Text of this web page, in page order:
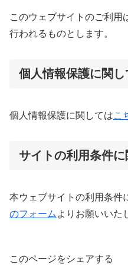
このウェブサイトのご利用
行われるものとします。
個人情報保護に関し
個人情報保護に関してはこ
サイトの利用条件
本ウェブサイトの利用条件
のフォーム よりお願いいた
このページをシェアする